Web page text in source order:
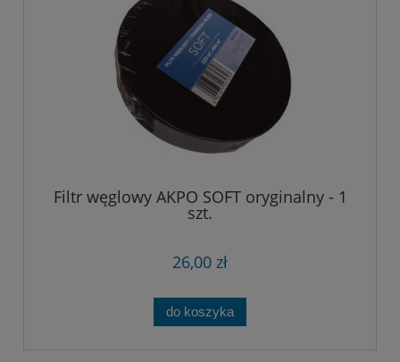
Filtr węglowy AKPO SOFT oryginalny - 1
szt.
26,00 zł
do koszyka